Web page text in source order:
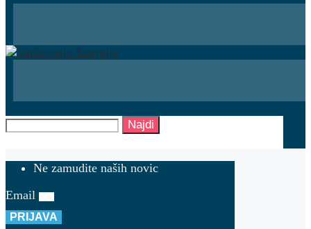
Najdi
Ne zamudite naših novic
Email
PRIJAVA